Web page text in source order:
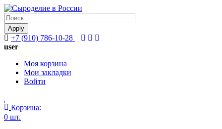
Apply
+7 (910) 786-10-28
user
Моя корзина
Мои закладки
Войти
Корзина:
0 шт.